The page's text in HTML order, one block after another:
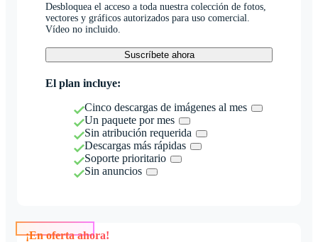
Desbloquea el acceso a toda nuestra colección de fotos,
vectores y gráficos autorizados para uso comercial.
Vídeo no incluido.
Suscríbete ahora
El plan incluye:
Cinco descargas de imágenes al mes
Un paquete por mes
Sin atribución requerida
Descargas más rápidas
Soporte prioritario
Sin anuncios